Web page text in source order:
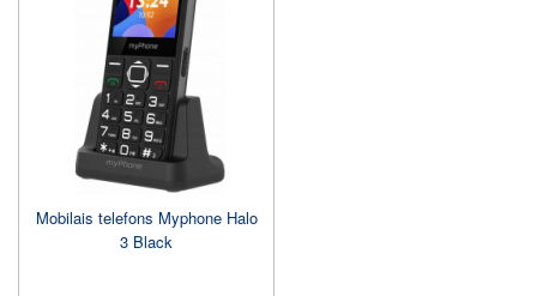
Mobilais telefons Myphone Halo
3 Black